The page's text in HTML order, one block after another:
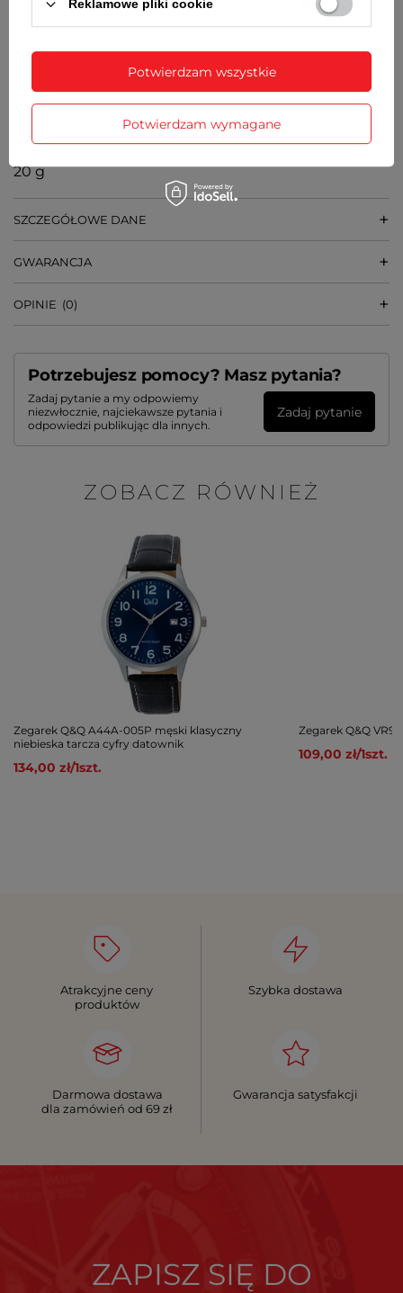
7 mm
SZEROKOŚĆ PASKA
14 mm przy kopercie, 12 mm przy zapięciu
WAGA
20 g
SZCZEGÓŁOWE DANE
GWARANCJA
OPINIE (0)
Potrzebujesz pomocy? Masz pytania?
Zadaj pytanie a my odpowiemy
niezwłocznie, najciekawsze pytania i
odpowiedzi publikując dla innych.
Zadaj pytanie
ZOBACZ RÓWNIEŻ
Zegarek Q&Q A44A-005P męski klasyczny
niebieska tarcza cyfry datownik
134,00 zł/1szt.
Zegarek Q&Q
109,00 zł/1szt.
Atrakcyjne ceny
produktów
Szybka dostawa
Darmowa dostawa
dla zamówień od 69 zł
Gwarancja satysfakcji
ZAPISZ SIĘ DO
Reklamowe pliki cookie
Potwierdzam wymagane
Potwierdzam wszystkie